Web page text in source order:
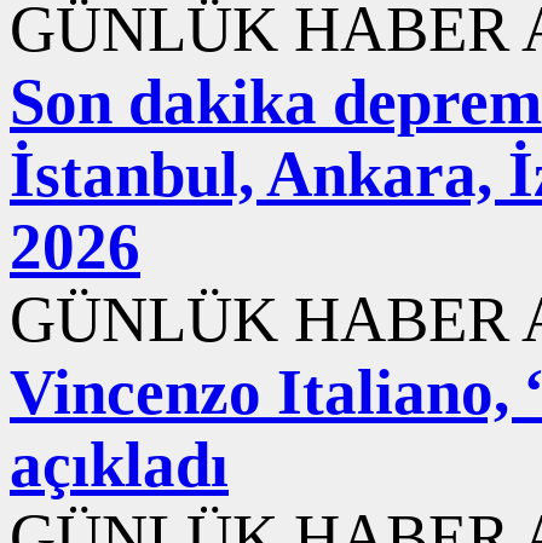
GÜNLÜK HABER
Son dakika
İstanbul, Ankara,
2026
GÜNLÜK HABER
Vincenzo Italiano,
açıkladı